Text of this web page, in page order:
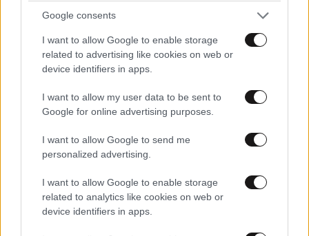
Google consents
I want to allow Google to enable storage
related to advertising like cookies on web or
device identifiers in apps.
I want to allow my user data to be sent to
Google for online advertising purposes.
I want to allow Google to send me
personalized advertising.
I want to allow Google to enable storage
related to analytics like cookies on web or
device identifiers in apps.
TRENDING